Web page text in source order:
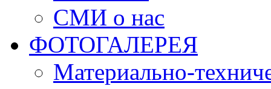
СМИ о нас
ФОТОГАЛЕРЕЯ
Материально-